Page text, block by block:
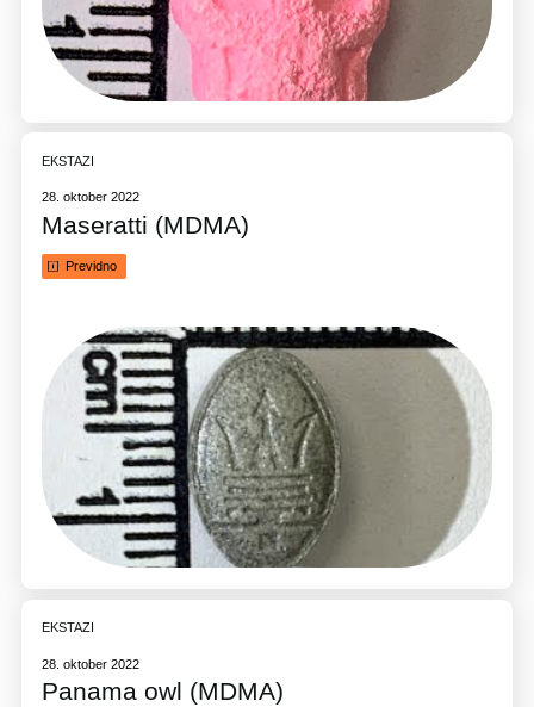
EKSTAZI
28. oktober 2022
Maseratti (MDMA)
Previdno
EKSTAZI
28. oktober 2022
Panama owl (MDMA)